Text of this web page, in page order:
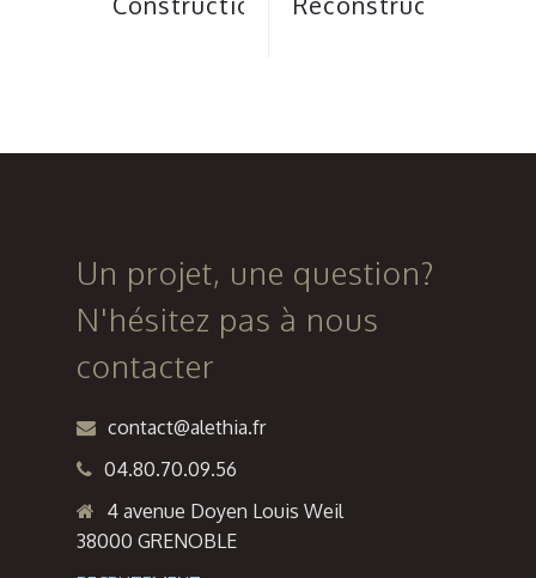
Malraux à
David à
Un projet, une question?
N'hésitez pas à nous
contacter
contact@alethia.fr
04.80.70.09.56
4 avenue Doyen Louis Weil
38000 GRENOBLE